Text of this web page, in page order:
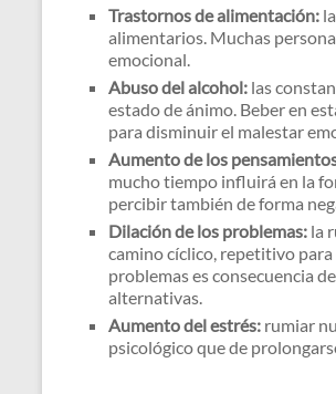
Trastornos de alimentación:
alimentarios. Muchas
emocional.
Abuso del alcohol: las
estado de ánimo. Beber en
para disminuir el malestar
Aumento de los
mucho tiempo influirá en la
percibir también de forma
Dilación de los problemas: la
camino cíclico, repetitivo
problemas es consecuencia
alternativas.
Aumento del estrés: rumiar
psicológico que de